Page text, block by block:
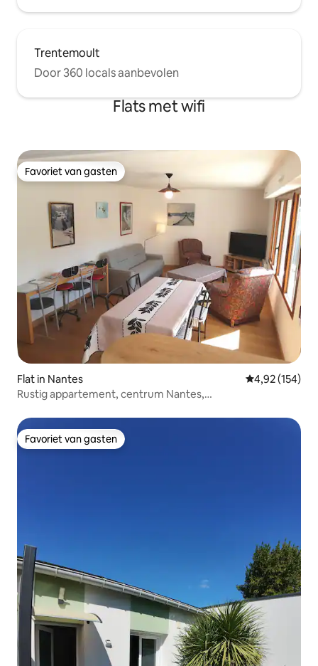
Trentemoult
Door 360 locals aanbevolen
Flats met wifi
Favoriet van gasten
Favoriet van gasten
Flat in Nantes Gemiddelde
4,92 (154)
Rustig appartement, centrum Nantes,
Favoriet van gasten
Favoriet van gasten